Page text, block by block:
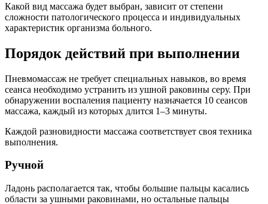
Какой вид массажа будет выбран, зависит от степени
сложности патологического процесса и индивидуальных
характеристик организма больного.
Порядок действий при выполнении
Пневмомассаж не требует специальных навыков, во время
сеанса необходимо устранить из ушной раковины серу. При
обнаружении воспаления пациенту назначается 10 сеансов
массажа, каждый из которых длится 1–3 минуты.
Каждой разновидности массажа соответствует своя техника
выполнения.
Ручной
Ладонь располагается так, чтобы большие пальцы касались
области за ушными раковинами, но остальные пальцы